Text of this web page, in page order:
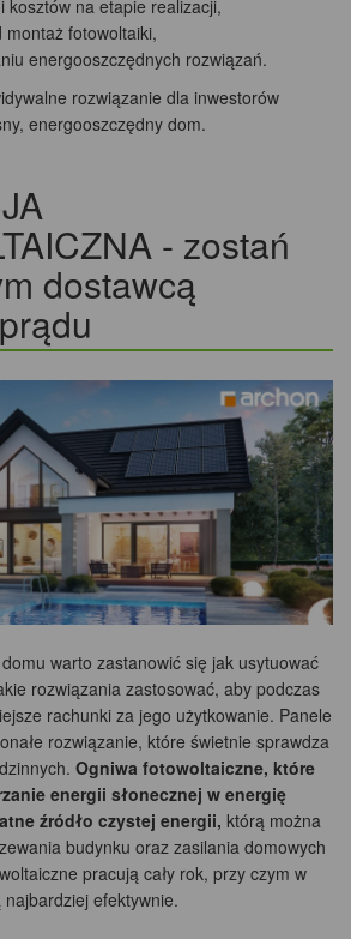
kosztów na etapie realizacji,
fotowoltaiki,
energooszczędnych rozwiązań.
rozwiązanie dla inwestorów
energooszczędny dom.
- zostań
dostawcą
warto zastanowić się jak usytuować
rozwiązania zastosować, aby podczas
rachunki za jego użytkowanie. Panele
rozwiązanie, które świetnie sprawdza
Ogniwa fotowoltaiczne, które
energii słonecznej w energię
źródło czystej energii, którą można
budynku oraz zasilania domowych
pracują cały rok, przy czym w
efektywnie.